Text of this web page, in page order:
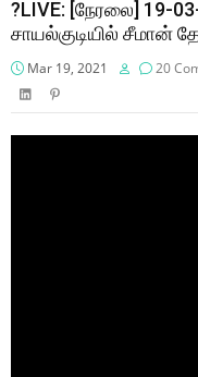
?LIVE: [நேரலை] 19-
சாயல்குடியில் சீமான்
Mar 19, 2021 20